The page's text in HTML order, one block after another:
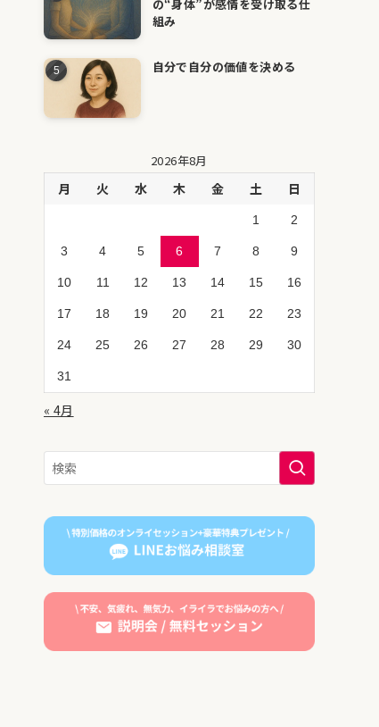
の“身体”が感情を受け取る仕
組み
自分で自分の価値を決める
2026年8月
月 火 水 木 金 土 日
1 2
3 4 5 6 7 8 9
10 11 12 13 14 15 16
17 18 19 20 21 22 23
24 25 26 27 28 29 30
31
« 4月